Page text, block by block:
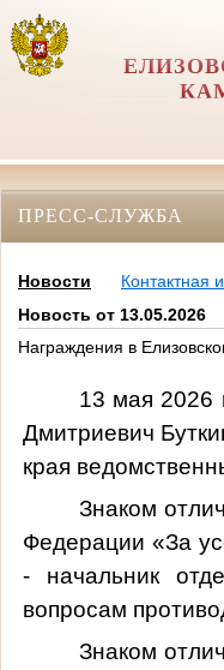
ПРЕСС-СЛУЖБА
Новости
Контактная
Новость от 13.05.2026
Награждения в
13 мая 2026
Дмитриевич
края
Знаком
Федерации «За
- начальник
вопросам
Знаком